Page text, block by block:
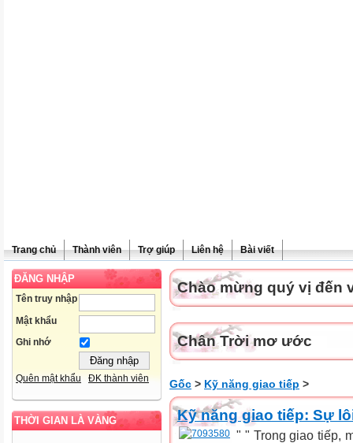
Trang chủ Thành viên Trợ giúp Liên hệ Bài viết
ĐĂNG NHẬP
Tên truy nhập
Mật khẩu
Ghi nhớ
Quên mật khẩu ĐK thành viên
THỜI GIAN LÀ VÀNG
Chào mừng quý vị đến
Chân Trời mơ ước
Gốc > Kỹ năng giao tiếp >
Kỹ năng giao tiếp: Sự
" " Trong giao tiếp,